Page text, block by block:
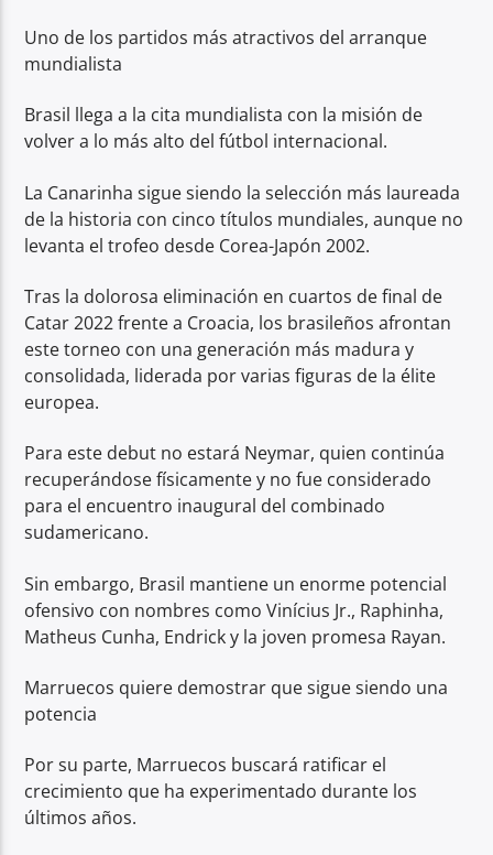
Uno de los partidos más atractivos del arranque
mundialista
Brasil llega a la cita mundialista con la misión de
volver a lo más alto del fútbol internacional.
La Canarinha sigue siendo la selección más laureada
de la historia con cinco títulos mundiales, aunque no
levanta el trofeo desde Corea-Japón 2002.
Tras la dolorosa eliminación en cuartos de final de
Catar 2022 frente a Croacia, los brasileños afrontan
este torneo con una generación más madura y
consolidada, liderada por varias figuras de la élite
europea.
Para este debut no estará Neymar, quien continúa
recuperándose físicamente y no fue considerado
para el encuentro inaugural del combinado
sudamericano.
Sin embargo, Brasil mantiene un enorme potencial
ofensivo con nombres como Vinícius Jr., Raphinha,
Matheus Cunha, Endrick y la joven promesa Rayan.
Marruecos quiere demostrar que sigue siendo una
potencia
Por su parte, Marruecos buscará ratificar el
crecimiento que ha experimentado durante los
últimos años.